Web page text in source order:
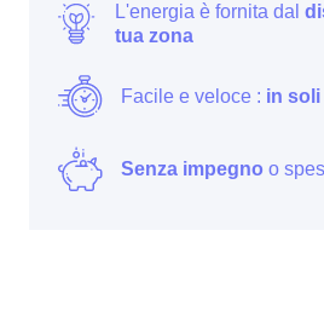
L'energia è fornita dal
tua zona
Facile e veloce : in
Senza impegno o